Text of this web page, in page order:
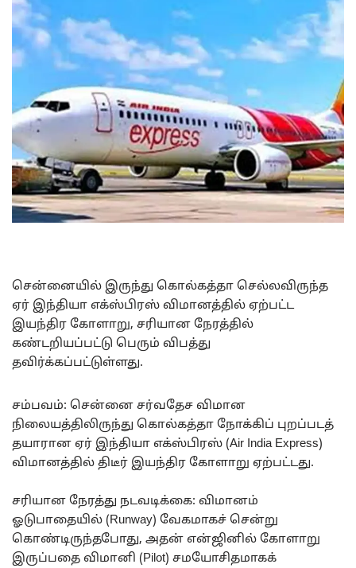
சென்னையில் இருந்து கொல்கத்தா செல்லவிருந்த
ஏர் இந்தியா எக்ஸ்பிரஸ் விமானத்தில் ஏற்பட்ட
இயந்திர கோளாறு, சரியான நேரத்தில்
கண்டறியப்பட்டு பெரும் விபத்து
தவிர்க்கப்பட்டுள்ளது.
சம்பவம்: சென்னை சர்வதேச விமான
நிலையத்திலிருந்து கொல்கத்தா நோக்கிப் புறப்படத்
தயாரான ஏர் இந்தியா எக்ஸ்பிரஸ் (Air India Express)
விமானத்தில் திடீர் இயந்திர கோளாறு ஏற்பட்டது.
சரியான நேரத்து நடவடிக்கை: விமானம்
ஓடுபாதையில் (Runway) வேகமாகச் சென்று
கொண்டிருந்தபோது, அதன் என்ஜினில் கோளாறு
இருப்பதை விமானி (Pilot) சமயோசிதமாகக்